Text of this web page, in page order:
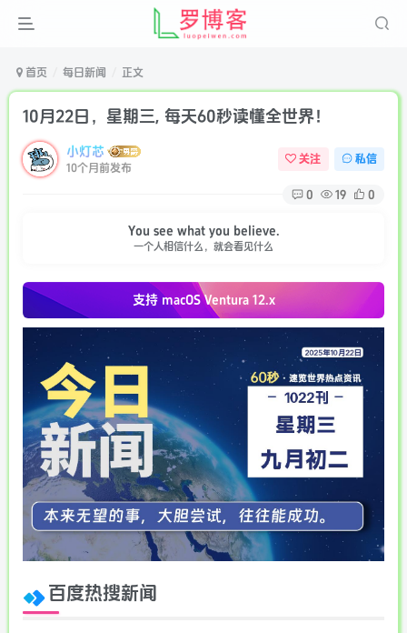
首页 每日新闻 正文
10月22日，星期三, 每天60秒读懂全世界！
小灯芯
10个月前发布
关注 私信
0 19 0
You see what you believe.
一个人相信什么，就会看见什么
支持 macOSVentura 12.x
百度热搜新闻